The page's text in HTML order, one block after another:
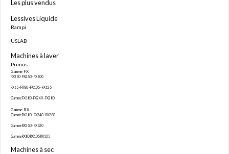
Les plus vendus
Lessives Liquide
Rampi
USLAB
Machines à laver
Primus
Gamme FX
FX350- FX450 - FX600
FX65 - FX80 - FX105 - FX135
Gamme FX180- FX240 - FX280
Gamme RX
Gamme RX180 - RX240 - RX280
Gamme RX350 - RX520
Gamme RX80 RX105 RX135
Machines à sec